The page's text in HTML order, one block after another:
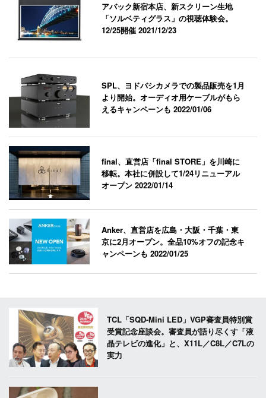
アバック新宿本店、新スクリーン生地
「ソルベティグラス」の視聴体験会。
12/25開催2021/12/23
SPL、ヨドバシカメラでの製品販売を1月
より開始。オーディオ用ケーブルがもら
えるキャンペーンも2022/01/06
final、直営店「final STORE」を川崎に
移転。本社に併設して1/24リニューアル
オープン2022/01/14
Anker、直営店を広島・大阪・千葉・東
京に2月オープン。全品10%オフの記念キ
ャンペーンも2022/01/25
TCL「SQD-Mini LED」VGP審査員特別賞
受賞記念座談会。審査員が語り尽くす「液
晶テレビの進化」と、X11L／C8L／C7Lの
実力